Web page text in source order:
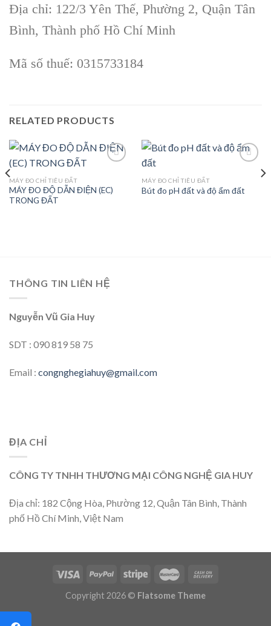
Địa chỉ: 122/3 Yên Thế, Phường 2, Quận Tân
Bình, Thành phố Hồ Chí Minh
Mã số thuế: 0315733184
RELATED PRODUCTS
Add to
MÁY ĐO CHỈ TIÊU ĐẤT
MÁY ĐO ĐỘ DẪN ĐIỆN (EC)
TRONG ĐẤT
Add to
MÁY ĐO CHỈ TIÊU ĐẤT
Bút đo pH đất và độ ẩm đất
THÔNG TIN LIÊN HỆ
Nguyễn Vũ Gia Huy
SDT : 090 819 58 75
Email : congnghegiahuy@gmail.com
ĐỊA CHỈ
CÔNG TY TNHH THƯƠNG MẠI CÔNG NGHỆ GIA HUY
Địa chỉ: 182 Cộng Hòa, Phường 12, Quận Tân Bình, Thành
phố Hồ Chí Minh, Việt Nam
Copyright 2026 © Flatsome Theme